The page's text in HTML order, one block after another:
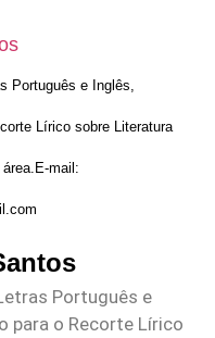
Português e Inglês,
Lírico sobre Literatura
mail:
Português e
para o Recorte Lírico